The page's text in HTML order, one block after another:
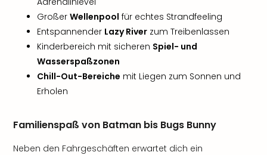
Großer Wellenpool für echtes Strandfeeling
Entspannender Lazy River zum Treibenlassen
Kinderbereich mit sicheren Spiel- und
Wasserspaßzonen
Chill-Out-Bereiche mit Liegen zum Sonnen und
Erholen
Familienspaß von Batman bis Bugs Bunny
Neben den Fahrgeschäften erwartet dich ein